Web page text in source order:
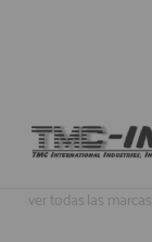
ver todas las marcas